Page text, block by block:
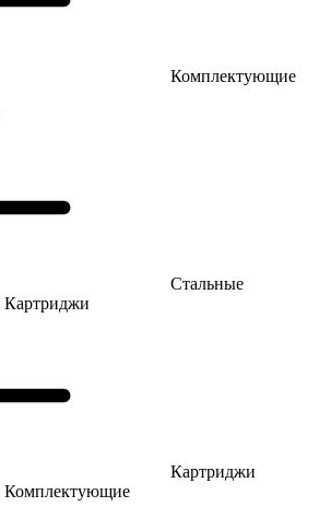
Комплектующие
Стальные
Картриджи
Картриджи
Комплектующие